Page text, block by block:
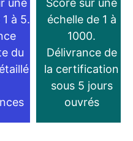
une
à 5.
du
Score sur une
échelle de 1 à
1000.
Délivrance de
la certification
sous 5 jours
ouvrés